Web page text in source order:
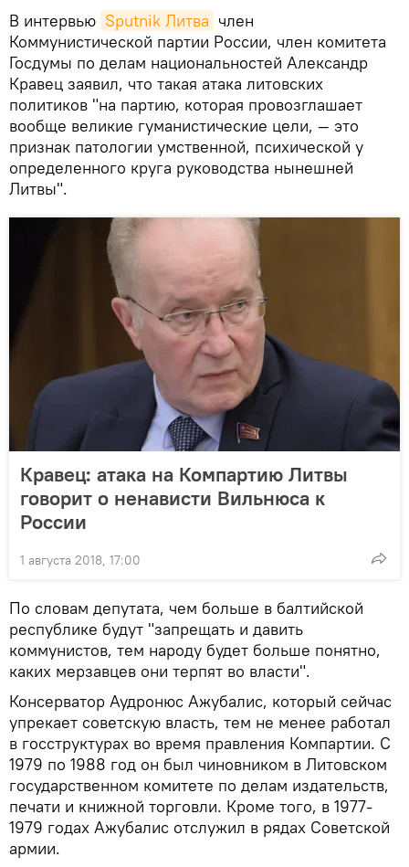
В интервью Sputnik Литва член
Коммунистической партии России, член комитета
Госдумы по делам национальностей Александр
Кравец заявил, что такая атака литовских
политиков "на партию, которая провозглашает
вообще великие гуманистические цели, — это
признак патологии умственной, психической у
определенного круга руководства нынешней
Литвы".
Кравец: атака на Компартию Литвы
говорит о ненависти Вильнюса к
России
1 августа 2018, 17:00
По словам депутата, чем больше в балтийской
республике будут "запрещать и давить
коммунистов, тем народу будет больше понятно,
каких мерзавцев они терпят во власти".
Консерватор Аудронюс Ажубалис, который сейчас
упрекает советскую власть, тем не менее работал
в госструктурах во время правления Компартии. С
1979 по 1988 год он был чиновником в Литовском
государственном комитете по делам издательств,
печати и книжной торговли. Кроме того, в 1977-
1979 годах Ажубалис отслужил в рядах Советской
армии.